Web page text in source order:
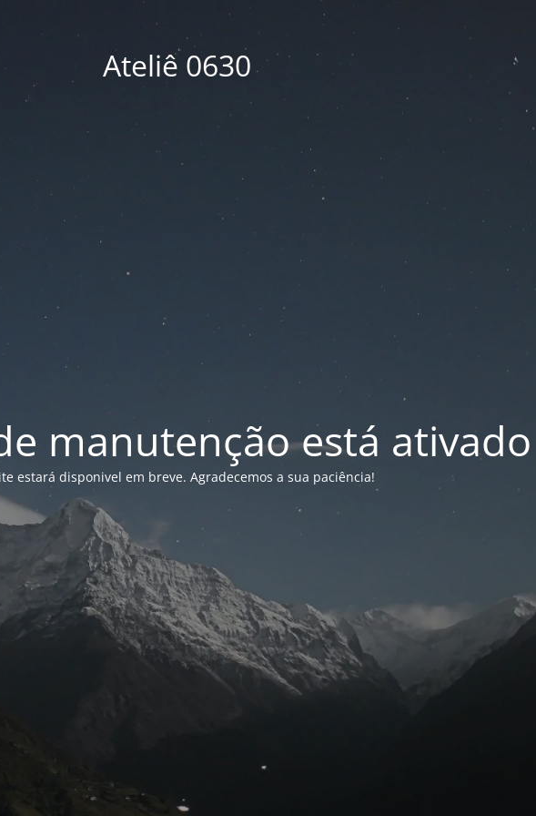
Ateliê 0630
manutenção está ativado
estará disponivel em breve. Agradecemos a sua paciência!